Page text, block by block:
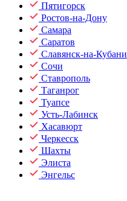
Пятигорск
Ростов-на-Дону
Самара
Саратов
Славянск-на-Кубани
Сочи
Ставрополь
Таганрог
Туапсе
Усть-Лабинск
Хасавюрт
Черкесск
Шахты
Элиста
Энгельс